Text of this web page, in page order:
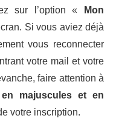
sur l’option «
Mon
Si vous aviez déjà
vous reconnecter
votre mail et votre
faire attention à
en majuscules et en
votre inscription.